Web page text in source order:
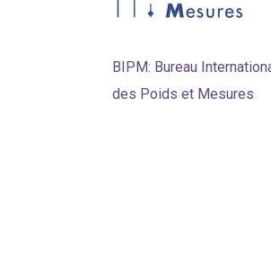
BIPM: Bureau
des Poids et Mesures